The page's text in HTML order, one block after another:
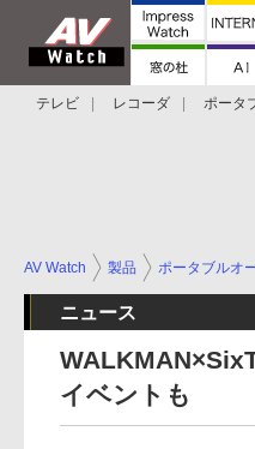
テレビ レコーダ ポータ
AV Watch 製品 ポータブルオ
ニュース
イベントも